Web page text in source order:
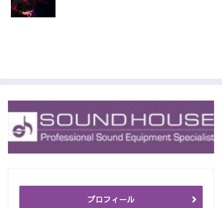
プロフィール